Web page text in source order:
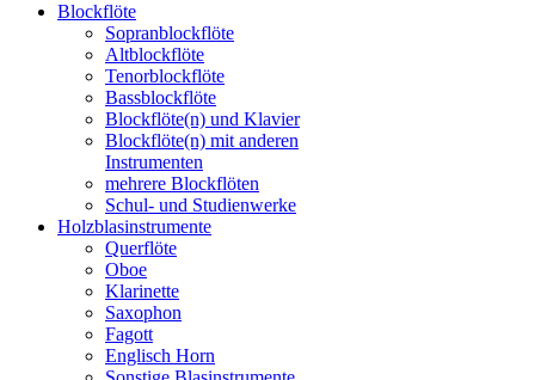
Blockflöte
Sopranblockflöte
Altblockflöte
Tenorblockflöte
Bassblockflöte
Blockflöte(n) und Klavier
Blockflöte(n) mit anderen
Instrumenten
mehrere Blockflöten
Schul- und Studienwerke
Holzblasinstrumente
Querflöte
Oboe
Klarinette
Saxophon
Fagott
Englisch Horn